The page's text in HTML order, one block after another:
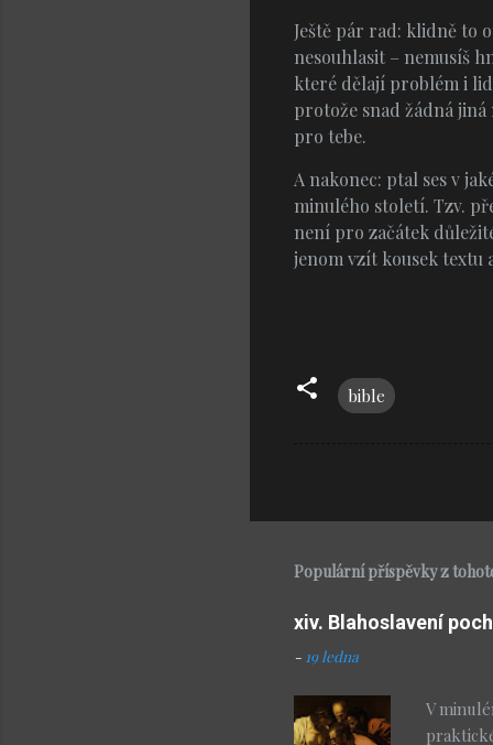
Ještě pár rad: klidně to
nesouhlasit – nemusíš
které dělají problém i
protože snad žádná
pro tebe.
A nakonec: ptal ses v
minulého století. Tzv.
není pro začátek
jenom vzít kousek textu
bible
Populární příspěvky z
xiv. Blahoslavení
- 19 ledna
V